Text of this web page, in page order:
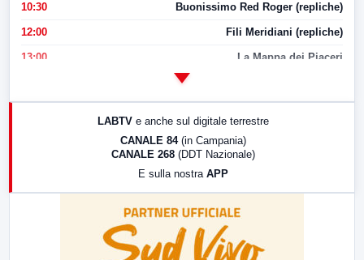
10:30 Buonissimo Red Roger (repliche)
12:00 Fili Meridiani (repliche)
13:00 La Mappa dei Piaceri
LABTV e anche sul digitale terrestre
CANALE 84 (in Campania)
CANALE 268 (DDT Nazionale)
E sulla nostra APP